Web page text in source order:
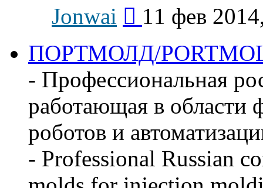
Jonwai
последнему
11 фев
ПОРТМОЛД/
- Профессиональная
работающая в области
роботов и
- Professional Russian